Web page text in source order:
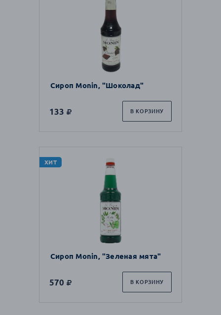
Сироп Monin, "Шоколад"
133 В КОРЗИНУ
ХИТ
Сироп Monin, "Зеленая мята"
570 В КОРЗИНУ